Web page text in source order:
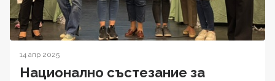
14 апр 2025
Национално състезание за